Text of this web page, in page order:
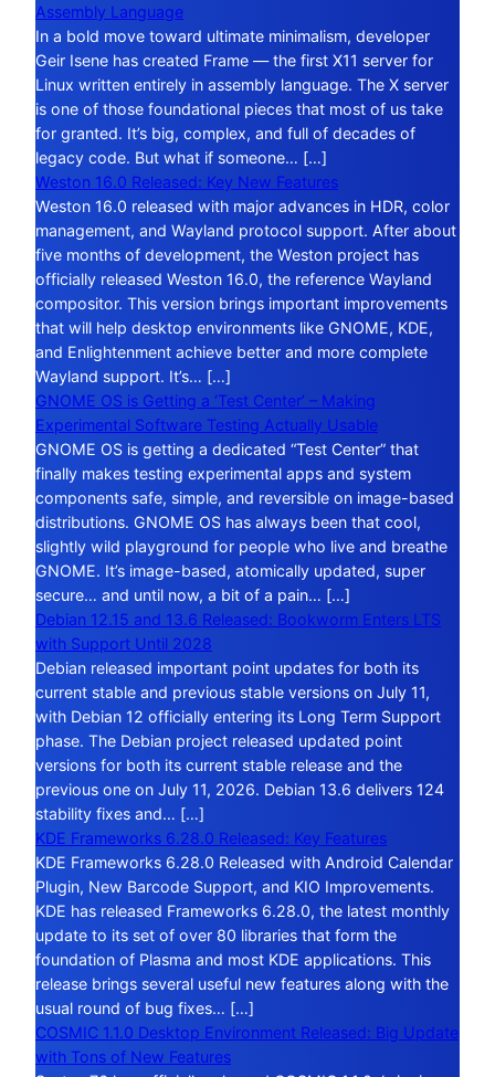
Assembly Language
In a bold move toward ultimate minimalism, developer
Geir Isene has created Frame — the first X11 server for
Linux written entirely in assembly language. The X server
is one of those foundational pieces that most of us take
for granted. It’s big, complex, and full of decades of
legacy code. But what if someone… […]
Weston 16.0 Released: Key New Features
Weston 16.0 released with major advances in HDR, color
management, and Wayland protocol support. After about
five months of development, the Weston project has
officially released Weston 16.0, the reference Wayland
compositor. This version brings important improvements
that will help desktop environments like GNOME, KDE,
and Enlightenment achieve better and more complete
Wayland support. It’s… […]
GNOME OS is Getting a ‘Test Center’ – Making
Experimental Software Testing Actually Usable
GNOME OS is getting a dedicated “Test Center” that
finally makes testing experimental apps and system
components safe, simple, and reversible on image-based
distributions. GNOME OS has always been that cool,
slightly wild playground for people who live and breathe
GNOME. It’s image-based, atomically updated, super
secure… and until now, a bit of a pain… […]
Debian 12.15 and 13.6 Released: Bookworm Enters LTS
with Support Until 2028
Debian released important point updates for both its
current stable and previous stable versions on July 11,
with Debian 12 officially entering its Long Term Support
phase. The Debian project released updated point
versions for both its current stable release and the
previous one on July 11, 2026. Debian 13.6 delivers 124
stability fixes and… […]
KDE Frameworks 6.28.0 Released: Key Features
KDE Frameworks 6.28.0 Released with Android Calendar
Plugin, New Barcode Support, and KIO Improvements.
KDE has released Frameworks 6.28.0, the latest monthly
update to its set of over 80 libraries that form the
foundation of Plasma and most KDE applications. This
release brings several useful new features along with the
usual round of bug fixes… […]
COSMIC 1.1.0 Desktop Environment Released: Big Update
with Tons of New Features